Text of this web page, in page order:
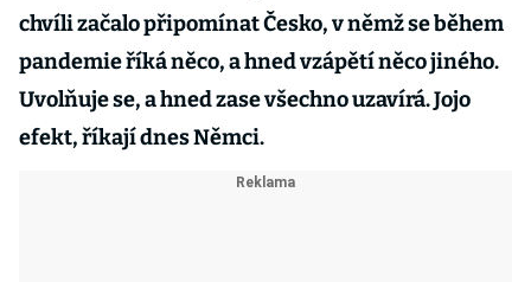
chvíli začalo připomínat Česko, v němž se během
pandemie říká něco, a hned vzápětí něco jiného.
Uvolňuje se, a hned zase všechno uzavírá. Jojo
efekt, říkají dnes Němci.